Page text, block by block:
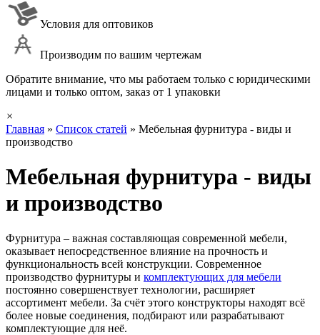
Условия для оптовиков
Производим по вашим чертежам
Обратите внимание, что мы работаем только с юридическими
лицами и только оптом, заказ от 1 упаковки
×
Главная » Список статей » Мебельная фурнитура - виды и
производство
Мебельная фурнитура - виды
и производство
Фурнитура – важная составляющая современной мебели,
оказывает непосредственное влияние на прочность и
функциональность всей конструкции. Современное
производство фурнитуры и комплектующих для мебели
постоянно совершенствует технологии, расширяет
ассортимент мебели. За счёт этого конструкторы находят всё
более новые соединения, подбирают или разрабатывают
комплектующие для неё.